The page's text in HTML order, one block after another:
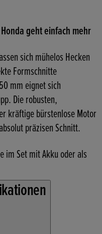
geht einfach mehr
sich mühelos Hecken
Formschnitte
mm eignet sich
Die robusten,
kräftige bürstenlose Motor
präzisen Schnitt.
im Set mit Akku oder als